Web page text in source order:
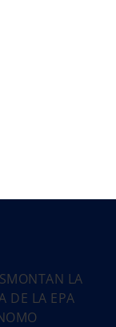
LA
DE LA EPA